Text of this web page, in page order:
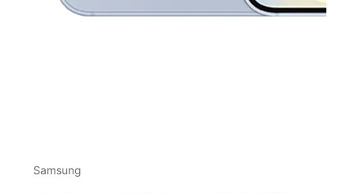
Samsung